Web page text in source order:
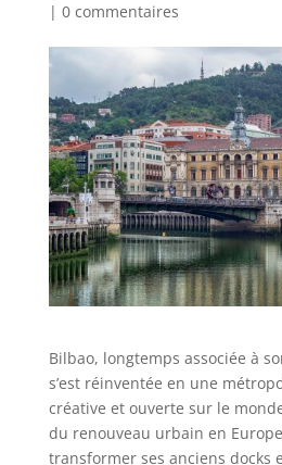
| 0 commentaires
Bilbao, longtemps associée à
s’est réinventée en une
créative et ouverte sur le
du renouveau urbain en
transformer ses anciens docks